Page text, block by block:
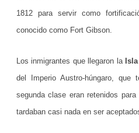
1812 para servir como
conocido como Fort Gibson.
Los inmigrantes que llegaron laIsla
del Imperio Austro-húngaro,
segunda clase eran retenidos
tardaban casi nada en ser